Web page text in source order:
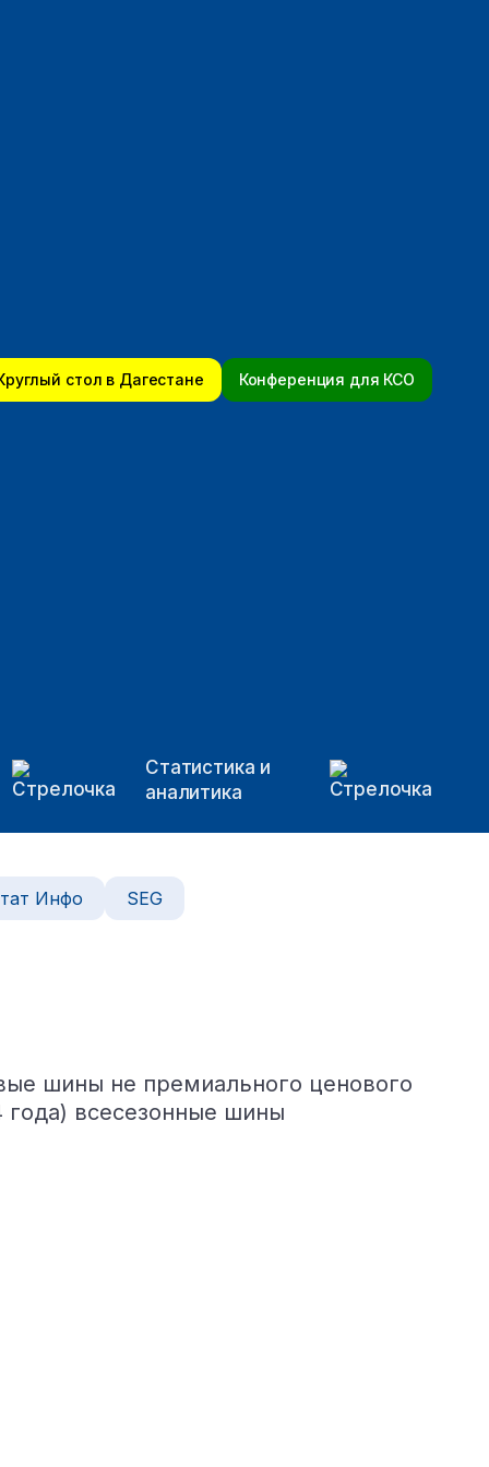
стол в Дагестане Конференция для КСО
Статистика и
аналитика
Инфо SEG
шины не премиального ценового
года) всесезонные шины